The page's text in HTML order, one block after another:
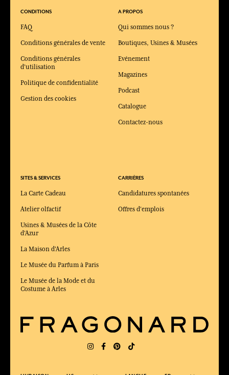
CONDITIONS
FAQ
Conditions générales de vente
Conditions générales
d'utilisation
Politique de confidentialité
Gestion des cookies
SITES & SERVICES
La Carte Cadeau
Atelier olfactif
Usines & Musées de la Côte
d'Azur
La Maison d'Arles
Le Musée du Parfum à Paris
Le Musée de la Mode et du
Costume à Arles
A PROPOS
Qui sommes nous ?
Boutiques, Usines & Musées
Evénement
Magazines
Podcast
Catalogue
Contactez-nous
CARRIÈRES
Candidatures spontanées
Offres d'emplois